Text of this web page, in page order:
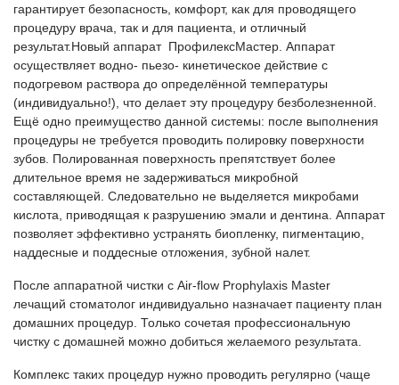
гарантирует безопасность, комфорт, как для проводящего
процедуру врача, так и для пациента, и отличный
результат.Новый аппарат ПрофилексМастер. Аппарат
осуществляет водно- пьезо- кинетическое действие с
подогревом раствора до определённой температуры
(индивидуально!), что делает эту процедуру безболезненной.
Ещё одно преимущество данной системы: после выполнения
процедуры не требуется проводить полировку поверхности
зубов. Полированная поверхность препятствует более
длительное время не задерживаться микробной
составляющей. Следовательно не выделяется микробами
кислота, приводящая к разрушению эмали и дентина. Аппарат
позволяет эффективно устранять биопленку, пигментацию,
наддесные и поддесные отложения, зубной налет.
После аппаратной чистки с Air-flow Prophylaxis Master
лечащий стоматолог индивидуально назначает пациенту план
домашних процедур. Только сочетая профессиональную
чистку с домашней можно добиться желаемого результата.
Комплекс таких процедур нужно проводить регулярно (чаще